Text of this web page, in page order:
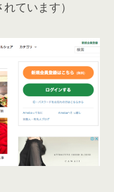
ています）